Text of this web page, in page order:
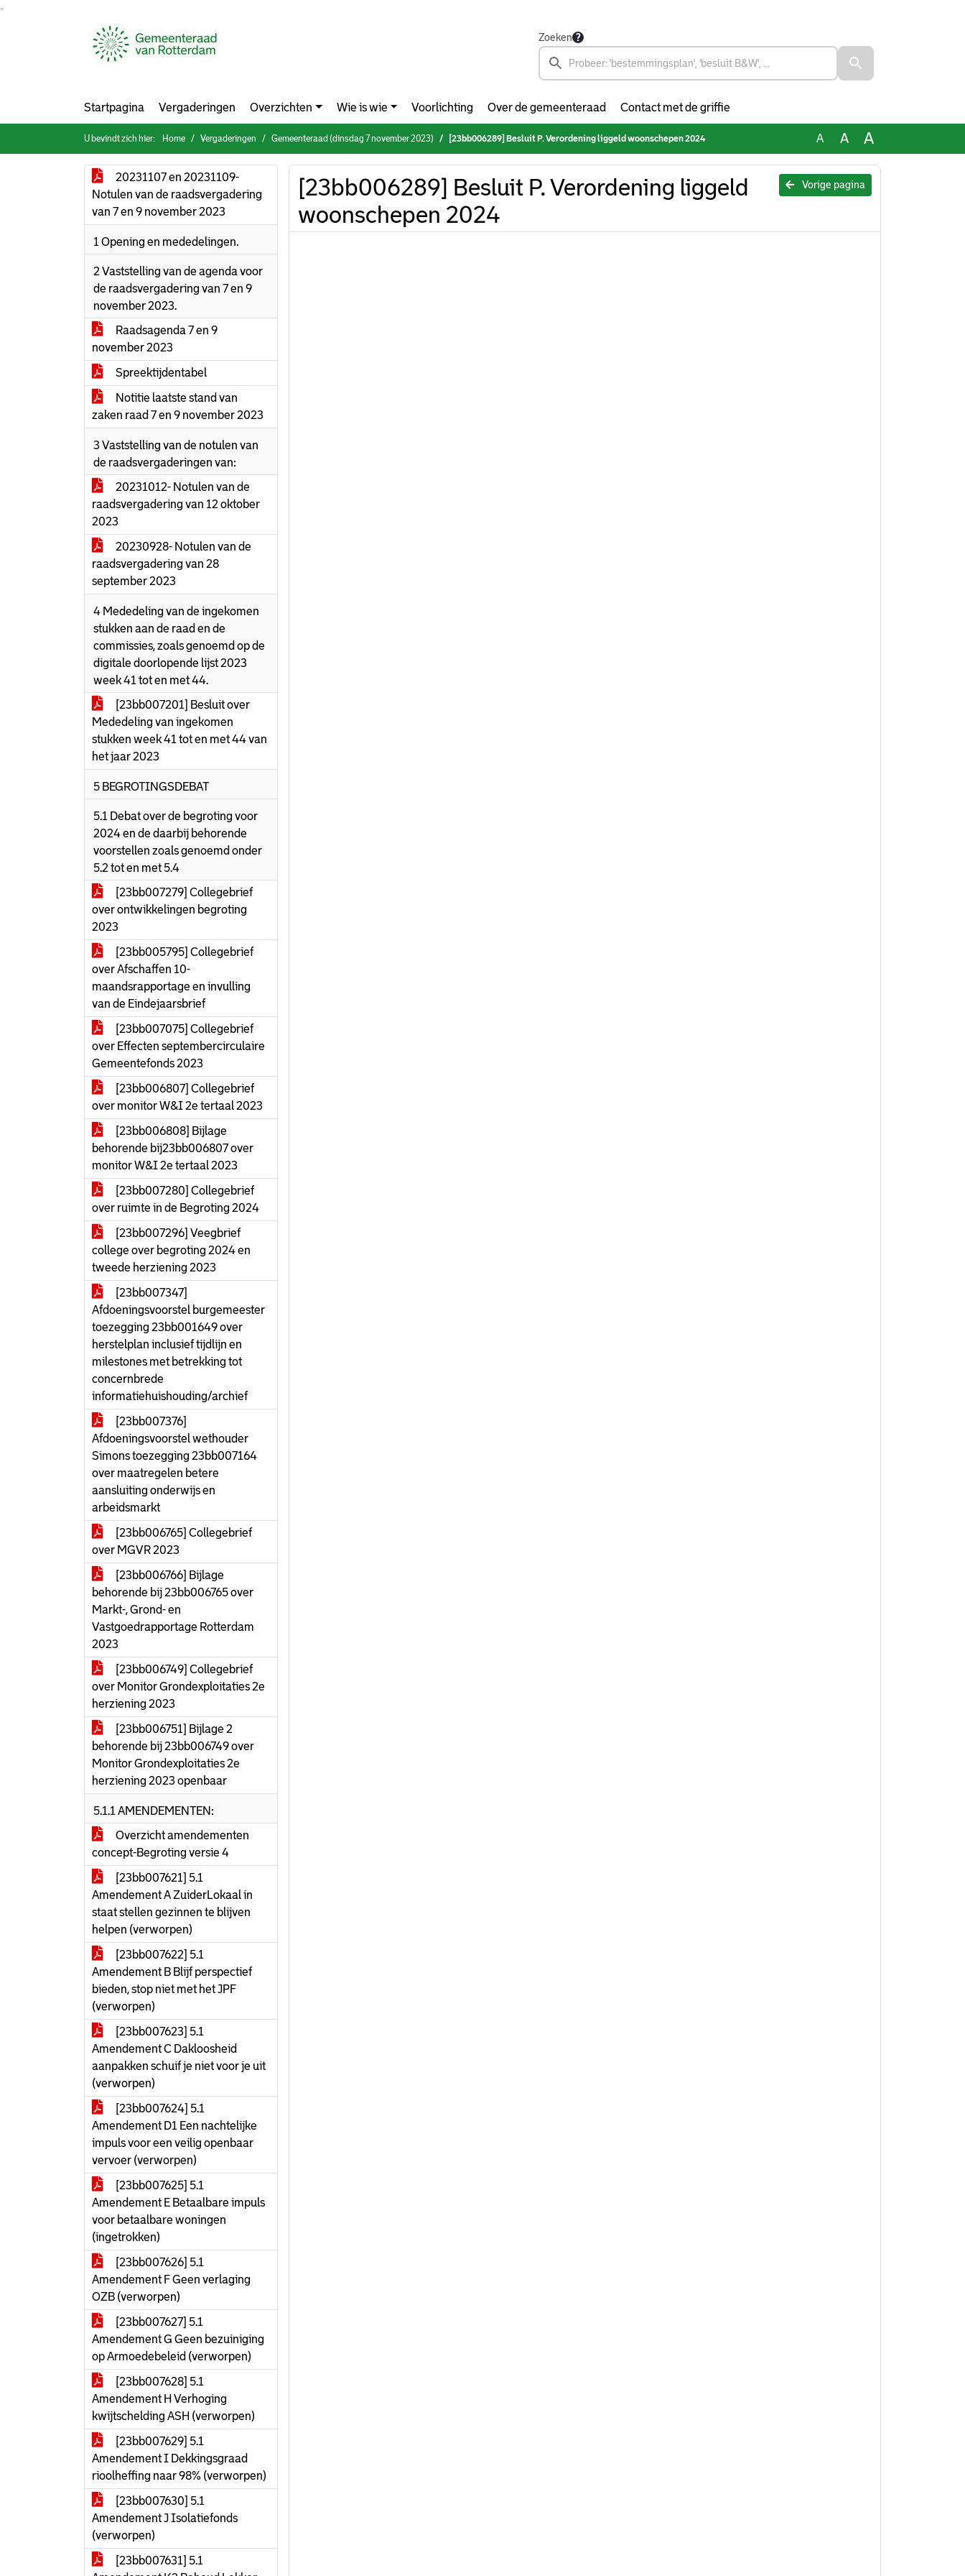
Zoeken
Startpagina Vergaderingen Overzichten Wie is wie Voorlichting Over de gemeenteraad Contact met de griffie
U bevindt zich hier: Home Vergaderingen Gemeenteraad (dinsdag 7 november 2023) [23bb006289] Besluit P. Verordening liggeld woonschepen 2024 A A A
20231107 en 20231109-
Notulen van de raadsvergadering
van 7 en 9 november 2023
1 Opening en mededelingen.
2 Vaststelling van de agenda voor
de raadsvergadering van 7 en 9
november 2023.
Raadsagenda 7 en 9
november 2023
Spreektijdentabel
Notitie laatste stand van
zaken raad 7 en 9 november 2023
3 Vaststelling van de notulen van
de raadsvergaderingen van:
20231012- Notulen van de
raadsvergadering van 12 oktober
2023
20230928- Notulen van de
raadsvergadering van 28
september 2023
4 Mededeling van de ingekomen
stukken aan de raad en de
commissies, zoals genoemd op de
digitale doorlopende lijst 2023
week 41 tot en met 44.
[23bb007201] Besluit over
Mededeling van ingekomen
stukken week 41 tot en met 44 van
het jaar 2023
5 BEGROTINGSDEBAT
5.1 Debat over de begroting voor
2024 en de daarbij behorende
voorstellen zoals genoemd onder
5.2 tot en met 5.4
[23bb007279] Collegebrief
over ontwikkelingen begroting
2023
[23bb005795] Collegebrief
over Afschaffen 10-
maandsrapportage en invulling
van de Eindejaarsbrief
[23bb007075] Collegebrief
over Effecten septembercirculaire
Gemeentefonds 2023
[23bb006807] Collegebrief
over monitor W&I 2e tertaal 2023
[23bb006808] Bijlage
behorende bij23bb006807 over
monitor W&I 2e tertaal 2023
[23bb007280] Collegebrief
over ruimte in de Begroting 2024
[23bb007296] Veegbrief
college over begroting 2024 en
tweede herziening 2023
[23bb007347]
Afdoeningsvoorstel burgemeester
toezegging 23bb001649 over
herstelplan inclusief tijdlijn en
milestones met betrekking tot
concernbrede
informatiehuishouding/archief
[23bb007376]
Afdoeningsvoorstel wethouder
Simons toezegging 23bb007164
over maatregelen betere
aansluiting onderwijs en
arbeidsmarkt
[23bb006765] Collegebrief
over MGVR 2023
[23bb006766] Bijlage
behorende bij 23bb006765 over
Markt-, Grond- en
Vastgoedrapportage Rotterdam
2023
[23bb006749] Collegebrief
over Monitor Grondexploitaties 2e
herziening 2023
[23bb006751] Bijlage 2
behorende bij 23bb006749 over
Monitor Grondexploitaties 2e
herziening 2023 openbaar
5.1.1 AMENDEMENTEN:
Overzicht amendementen
concept-Begroting versie 4
[23bb007621] 5.1
Amendement A ZuiderLokaal in
staat stellen gezinnen te blijven
helpen (verworpen)
[23bb007622] 5.1
Amendement B Blijf perspectief
bieden, stop niet met het JPF
(verworpen)
[23bb007623] 5.1
Amendement C Dakloosheid
aanpakken schuif je niet voor je uit
(verworpen)
[23bb007624] 5.1
Amendement D1 Een nachtelijke
impuls voor een veilig openbaar
vervoer (verworpen)
[23bb007625] 5.1
Amendement E Betaalbare impuls
voor betaalbare woningen
(ingetrokken)
[23bb007626] 5.1
Amendement F Geen verlaging
OZB (verworpen)
[23bb007627] 5.1
Amendement G Geen bezuiniging
op Armoedebeleid (verworpen)
[23bb007628] 5.1
Amendement H Verhoging
kwijtschelding ASH (verworpen)
[23bb007629] 5.1
Amendement I Dekkingsgraad
rioolheffing naar 98% (verworpen)
[23bb007630] 5.1
Amendement J Isolatiefonds
(verworpen)
[23bb007631] 5.1
Vorige pagina
[23bb006289] Besluit P. Verordening liggeld
woonschepen 2024